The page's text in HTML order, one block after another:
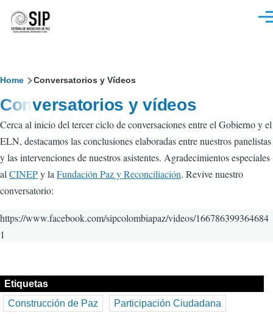
Sobrescribir
enlaces
de
ayuda
a
la
navegación
Home Conversatorios y Vídeos
Conversatorios y vídeos
Cerca al inicio del tercer ciclo de conversaciones entre el Gobierno y el
ELN, destacamos las conclusiones elaboradas entre nuestros panelistas
y las intervenciones de nuestros asistentes. Agradecimientos especiales
al CINEPy la Fundación Paz y Reconciliación. Revive nuestro
conversatorio:
https://www.facebook.com/sipcolombiapaz/videos/166786399364684
1
Etiquetas
Construcción de Paz
Participación Ciudadana